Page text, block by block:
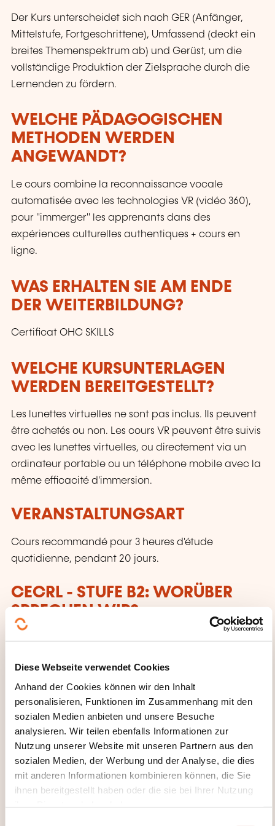
Diese Webseite verwendet Cookies
Anhand der Cookies können wir den Inhalt
personalisieren, Funktionen im Zusammenhang mit den
sozialen Medien anbieten und unsere Besuche
analysieren. Wir teilen ebenfalls Informationen zur
Nutzung unserer Website mit unseren Partnern aus den
sozialen Medien, der Werbung und der Analyse, die dies
mit anderen Informationen kombinieren können, die Sie
ihnen bereitgestellt haben oder die sie bei Ihrer Nutzung
Der Kurs unterscheidet sich nach GER (Anfänger,
Mittelstufe, Fortgeschrittene), Umfassend (deckt ein
breites Themenspektrum ab) und Gerüst, um die
vollständige Produktion der Zielsprache durch die
Lernenden zu fördern.
WELCHE PÄDAGOGISCHEN
METHODEN WERDEN
ANGEWANDT?
Le cours combine la reconnaissance vocale
automatisée avec les technologies VR (vidéo 360),
pour "immerger" les apprenants dans des
expériences culturelles authentiques + cours en
ligne.
WAS ERHALTEN SIE AM ENDE
DER WEITERBILDUNG?
Certificat OHC SKILLS
WELCHE KURSUNTERLAGEN
WERDEN BEREITGESTELLT?
Les lunettes virtuelles ne sont pas inclus. Ils peuvent
être achetés ou non. Les cours VR peuvent être suivis
avec les lunettes virtuelles, ou directement via un
ordinateur portable ou un téléphone mobile avec la
même efficacité d'immersion.
VERANSTALTUNGSART
Cours recommandé pour 3 heures d'étude
quotidienne, pendant 20 jours.
CECRL - STUFE B2: WORÜBER
SPRECHEN WIR?
Kann die Hauptinhalte komplexer Texte zu
konkreten und abstrakten Themen verstehen,
versteht im eigenen Spezialgebiet auch
Fachdiskussionen.
Kann sich so spontan und fließend verständigen,
dass ein normales Gespräch mit
Muttersprachlern ohne größere Anstrengung